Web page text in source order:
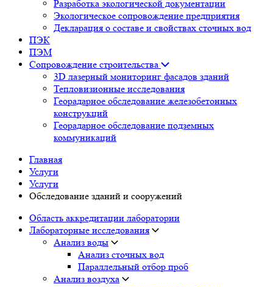
Разработка экологической документации
Экологическое сопровождение предприятия
Декларация о составе и свойствах сточных вод
ПЭК
ПЭМ
Сопровождение строительства
3D лазерный мониторинг фасадов зданий
Тепловизионные исследования
Георадарное обследование железобетонных
конструкций
Георадарное обследование подземных
коммуникаций
Главная
Услуги
Услуги
Обследование зданий и сооружений
Область аккредитации лаборатории
Лабораторные исследования
Анализ воды
Анализ сточных вод
Параллельный отбор проб
Анализ воздуха